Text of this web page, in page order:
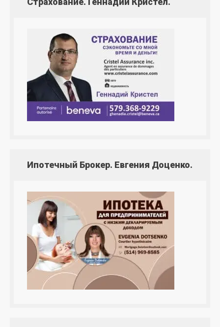
Ипотечный Брокер. Евгения Доценко.